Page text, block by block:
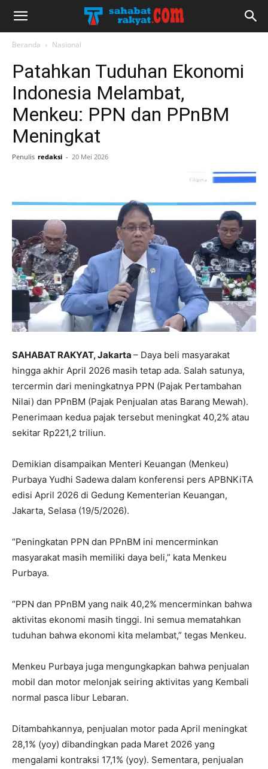
Beranda Nasional
Patahkan Tuduhan Ekonomi
Indonesia Melambat,
Menkeu: PPN dan PPnBM
Meningkat
Penulis redaksi - 20 Mei 2026
SAHABAT RAKYAT, Jakarta – Daya beli masyarakat
hingga akhir April 2026 masih tetap ada. Salah satunya,
tercermin dari meningkatnya PPN (Pajak Pertambahan
Nilai) dan PPnBM (Pajak Penjualan atas Barang Mewah).
Penerimaan kedua pajak tersebut meningkat 40,2% atau
sekitar Rp221,2 triliun.
Demikian disampaikan Menteri Keuangan (Menkeu)
Purbaya Yudhi Sadewa dalam konferensi pers APBNKiTA
edisi April 2026 di Gedung Kementerian Keuangan,
Jakarta, Selasa (19/5/2026).
“Peningkatan PPN dan PPnBM ini mencerminkan
masyarakat masih memiliki daya beli,” kata Menkeu
Purbaya.
“PPN dan PPnBM yang naik 40,2% mencerminkan bahwa
aktivitas ekonomi masih tinggi. Ini semua mematahkan
tuduhan bahwa ekonomi kita melambat,” tegas Menkeu.
Menkeu Purbaya juga mengungkapkan bahwa penjualan
mobil dan motor melonjak seiring aktivitas yang Kembali
normal pasca libur Lebaran.
Ditambahkannya, penjualan motor pada April meningkat
28,1% (yoy) dibandingkan pada Maret 2026 yang
mengalami kontraksi 17,1% (yoy). Sementara, penjualan